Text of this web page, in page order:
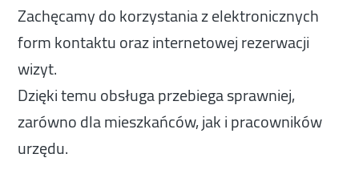
Zachęcamy do korzystania z elektronicznych
form kontaktu oraz internetowej rezerwacji
wizyt.
Dzięki temu obsługa przebiega sprawniej,
zarówno dla mieszkańców, jak i pracowników
urzędu.